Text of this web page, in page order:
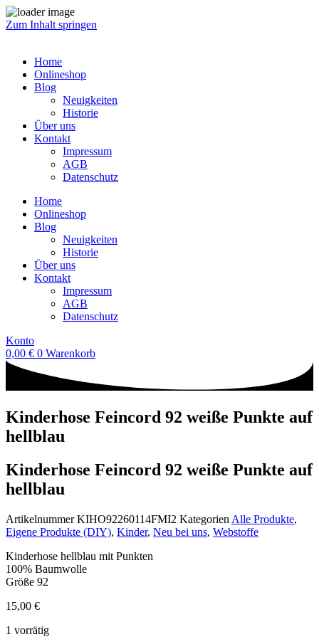
Zum Inhalt springen
Home
Onlineshop
Blog
Neuigkeiten
Historie
Über uns
Kontakt
Impressum
AGB
Datenschutz
Home
Onlineshop
Blog
Neuigkeiten
Historie
Über uns
Kontakt
Impressum
AGB
Datenschutz
Konto
0,00 € 0 Warenkorb
Kinderhose Feincord 92 weiße Punkte auf
hellblau
Kinderhose Feincord 92 weiße Punkte auf
hellblau
ArtikelnummerKIHO92260114FMI2 Kategorien Alle Produkte,
Eigene Produkte (DIY), Kinder, Neu bei uns, Webstoffe
Kinderhose hellblau mit Punkten
100% Baumwolle
Größe 92
15,00 €
1 vorrätig